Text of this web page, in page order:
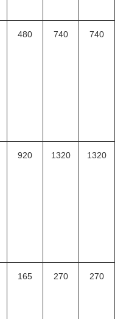
480 740 740
920 1320 1320
165 270 270